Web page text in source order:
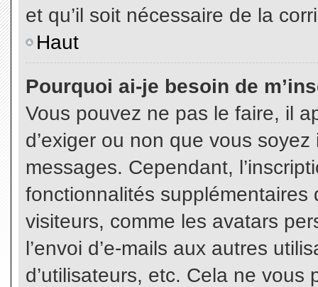
et qu’il soit nécessaire de la
Haut
Pourquoi ai-je besoin de
Vous pouvez ne pas le faire, il
d’exiger ou non que vous
messages. Cependant,
fonctionnalités
visiteurs, comme les avatars
l’envoi d’e-mails aux autres
d’utilisateurs, etc. Cela ne vous